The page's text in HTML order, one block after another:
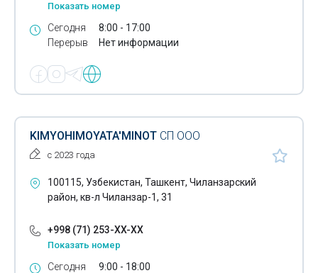
Показать номер
Сегодня
Перерыв
8:00 - 17:00
Нет информации
KIMYOHIMOYATA'MINOT СП ООО
с 2023 года
100115, Узбекистан, Ташкент, Чиланзарский
район, кв-л Чиланзар-1, 31
+998 (71) 253-XX-XX
Показать номер
Сегодня
9:00 - 18:00